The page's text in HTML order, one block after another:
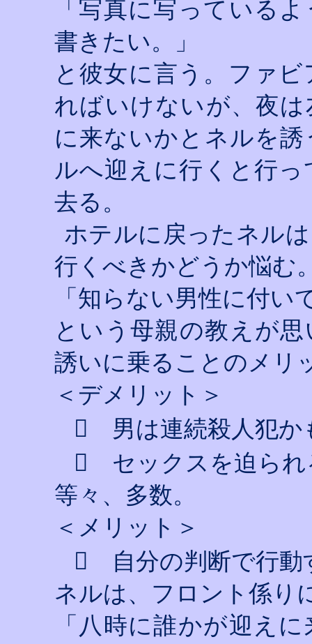
「写真に写っている
書きたい。」
と彼女に言う。ファ
ればいけないが、夜
に来ないかとネルを
ルへ迎えに行くと行
去る。
ホテルに戻ったネル
行くべきかどうか悩む
「知らない男性に付い
という母親の教えが
誘いに乗ることのメリ
＜デメリット＞

男は連続殺人犯か

セックスを迫られ
等々、多数。
＜メリット＞

自分の判断で行動
ネルは、フロント係り
「八時に誰かが迎え